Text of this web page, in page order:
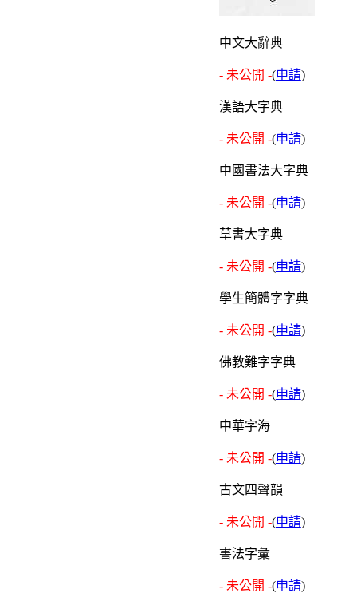
中文大辭典
- 未公開 -(申請)
漢語大字典
- 未公開 -(申請)
中國書法大字典
- 未公開 -(申請)
草書大字典
- 未公開 -(申請)
學生簡體字字典
- 未公開 -(申請)
佛教難字字典
- 未公開 -(申請)
中華字海
- 未公開 -(申請)
古文四聲韻
- 未公開 -(申請)
書法字彙
- 未公開 -(申請)